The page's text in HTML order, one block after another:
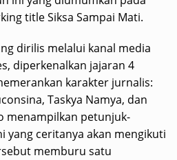
title Siksa Sampai Mati.
dirilis melalui kanal media
diperkenalkan jajaran 4
karakter jurnalis:
Taskya Namya, dan
menampilkan petunjuk-
yang ceritanya akan mengikuti
memburu satu